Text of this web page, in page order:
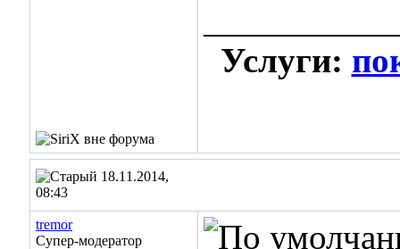
Услуги:
18.11.2014,
08:43
tremor
Супер-модератор